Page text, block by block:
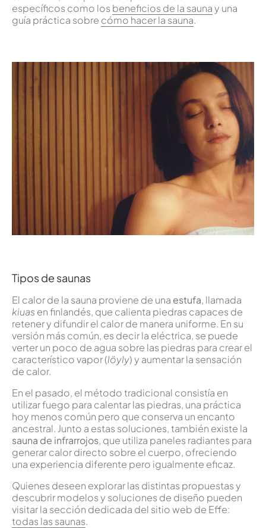
específicos como los beneficios de la saunay una
guía práctica sobre cómo hacer la sauna.
Tipos de saunas
El calor de la sauna proviene de una estufa, llamada
kiuas en finlandés, que calienta piedras capaces de
retener y difundir el calor de manera uniforme. En su
versión más común, es decir la eléctrica, se puede
verter un poco de agua sobre las piedras para crear el
característico vapor (löyly) y aumentar la sensación
de calor.
En el pasado, el método tradicional consistía en
utilizar fuego para calentar las piedras, una práctica
hoy menos común pero que conserva un encanto
ancestral. Junto a estas soluciones, también existe la
sauna de infrarrojos, que utiliza paneles radiantes para
generar calor directo sobre el cuerpo, ofreciendo
una experiencia diferente pero igualmente eficaz.
Quienes deseen explorar las distintas propuestas y
descubrir modelos y soluciones de diseño pueden
visitar la sección dedicada del sitio web de Effe:
todas las saunas.